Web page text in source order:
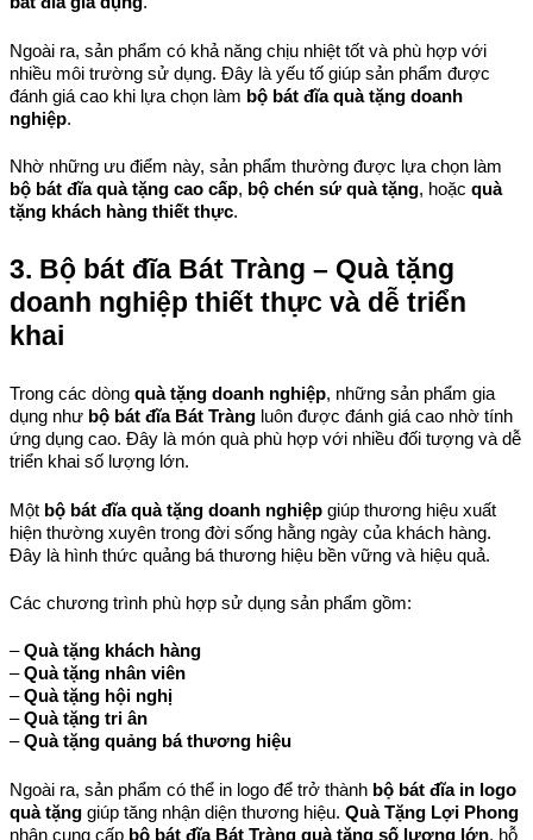
Ngoài ra, sản phẩm có khả năng chịu nhiệt tốt và phù hợp với
nhiều môi trường sử dụng. Đây là yếu tố giúp sản phẩm được
đánh giá cao khi lựa chọn làm bộ bát đĩa quà tặng doanh
nghiệp.
bộ bát đĩa quà tặng cao cấp, bộ chén sứ quà tặng, hoặc quà
tặng khách hàng thiết thực.
3. Bộ bát đĩa Bát Tràng – Quà tặng
doanh nghiệp thiết thực và dễ triển
khai
Trong các dòng quà tặng doanh nghiệp, những sản phẩm gia
dụng như bộ bát đĩa Bát Tràng luôn được đánh giá cao nhờ tính
ứng dụng cao. Đây là món quà phù hợp với nhiều đối tượng và dễ
triển khai số lượng lớn.
Một bộ bát đĩa quà tặng doanh nghiệp giúp thương hiệu xuất
hiện thường xuyên trong đời sống hằng ngày của khách hàng.
Đây là hình thức quảng bá thương hiệu bền vững và hiệu quả.
Các chương trình phù hợp sử dụng sản phẩm gồm:
– Quà tặng khách hàng
– Quà tặng nhân viên
– Quà tặng hội nghị
– Quà tặng tri ân
– Quà tặng quảng bá thương hiệu
Ngoài ra, sản phẩm có thể in logo để trở thành bộ bát đĩa in logo
quà tặng giúp tăng nhận diện thương hiệu. Quà Tặng Lợi Phong
nhận cung cấp bộ bát đĩa Bát Tràng quà tặng số lượng lớn, hỗ